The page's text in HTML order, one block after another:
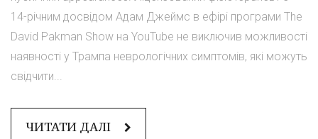
14-річним досвідом Адам Джеймс в ефірі програми The
David Pakman Show на YouTube не виключив можливості
наявності у Трампа неврологічних симптомів, які можуть
свідчити...
ЧИТАТИ ДАЛІ